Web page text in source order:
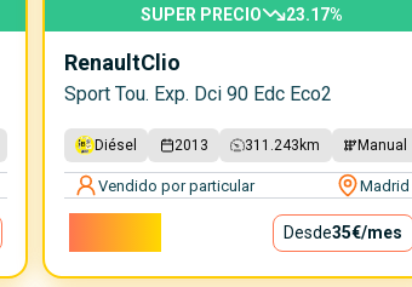
SUPER PRECIO 23.17%
RenaultClio
Sport Tou. Exp. Dci 90 Edc Eco2
Diésel 2013 311.243 km Manual
Vendido por particular Madrid
Desde35€/mes